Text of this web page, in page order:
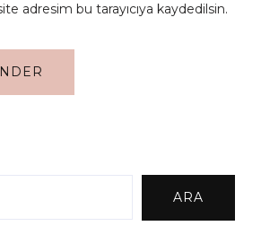
adresim bu tarayıcıya kaydedilsin.
ARA